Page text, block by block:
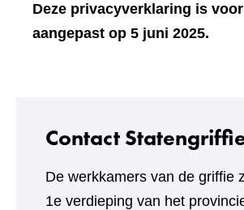
andere
Deze privacyverklaring is
aangepast op 5 juni 2025.
Contact
De werkkamers van de griffie
1e verdieping van het